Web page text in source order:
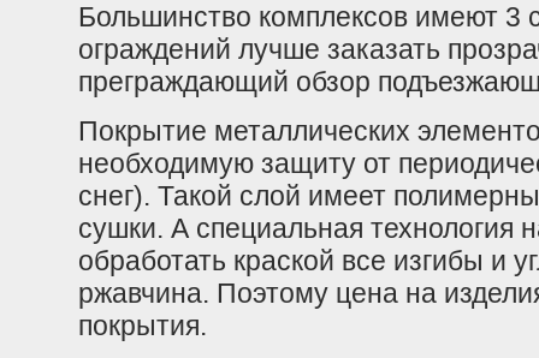
Большинство комплексов имеют 3
ограждений лучше заказать
преграждающий обзор
Покрытие металлических
необходимую защиту от
снег). Такой слой имеет
сушки. А специальная технология
обработать краской все изгибы и
ржавчина. Поэтому цена на
покрытия.